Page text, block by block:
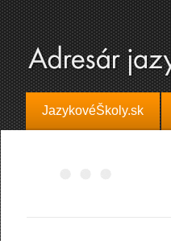
JazykovéŠkoly.sk